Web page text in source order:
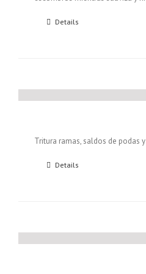
Details
Tritura ramas, saldos de podas
Details